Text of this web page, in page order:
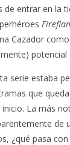
entrar en la
Cazador
potencial
serie estaba
que
La más
de
¿qué pasa